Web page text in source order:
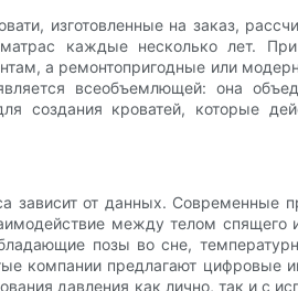
изготовленные на заказ,
каждые несколько лет.
а ремонтопригодные или
всеобъемлющей: она
создания кроватей, которые
зависит от данных. Современные
между телом спящего
позы во сне,
компании предлагают
давления как лично, так и с